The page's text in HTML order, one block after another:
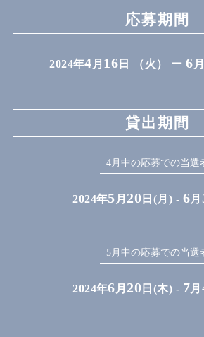
応募期間
2024年4 月 16 日 （火） ー6
貸出期間
4月中の応募での当選
2024年5 月 20 日(月) - 6月
5月中の応募での当選
2024年6 月 20 日(木) - 7月